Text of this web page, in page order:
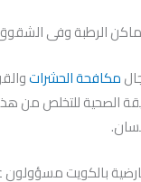
الرطبة وفى
مكافحة الحشرات
الصحية للتخلص من
بالكويت